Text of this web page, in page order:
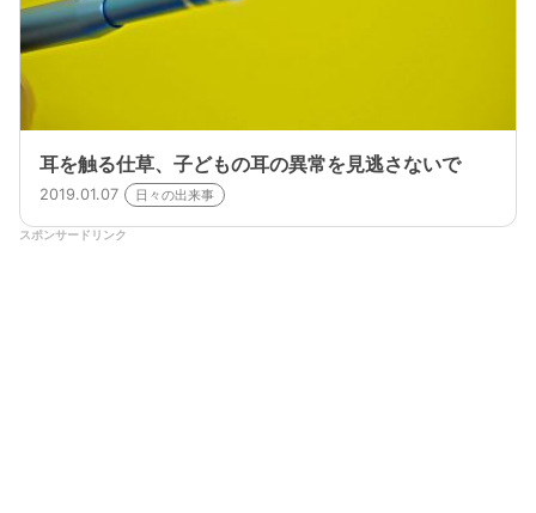
耳を触る仕草、子どもの耳の異常を見逃さないで
2019.01.07 日々の出来事
スポンサードリンク